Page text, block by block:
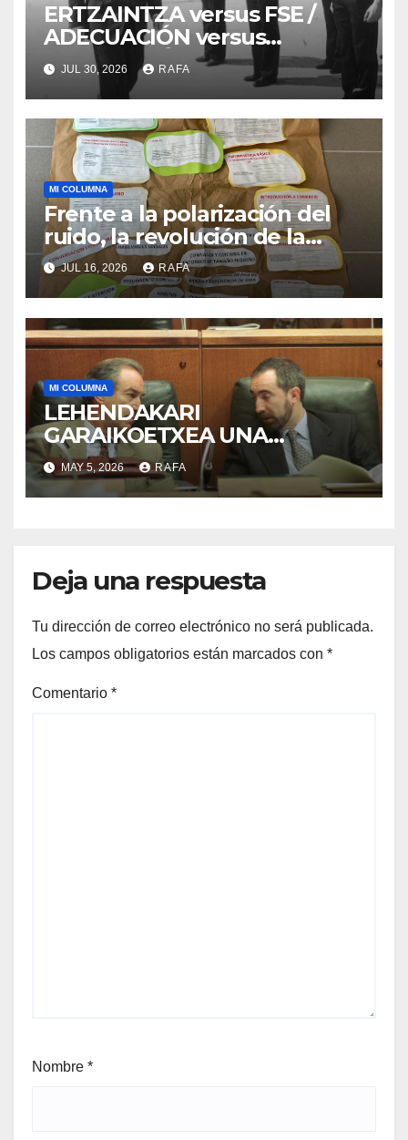
ERTZAINTZA versus FSE /
ADECUACIÓN versus
SUSTITUCIÓN
JUL 30, 2026 RAFA
MI COLUMNA
Frente a la polarización del
ruido, la revolución de la
acogida
JUL 16, 2026 RAFA
MI COLUMNA
LEHENDAKARI
GARAIKOETXEA UNA
PERSONA QUE DIGNIFICA EL
EJERCICIO DE LA POLÍTICA
MAY 5, 2026 RAFA
Deja una respuesta
Tu dirección de correo electrónico no será publicada.
Los campos obligatorios están marcados con *
Comentario *
Nombre *